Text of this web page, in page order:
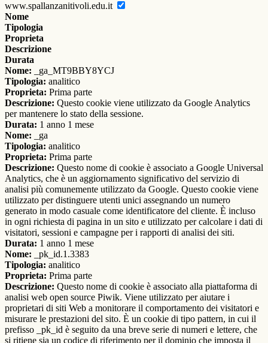
www.spallanzanitivoli.edu.it
Nome
Tipologia
Proprieta
Descrizione
Durata
Nome: _ga_MT9BBY8YCJ
Tipologia: analitico
Proprieta: Prima parte
Descrizione: Questo cookie viene utilizzato da Google Analytics
per mantenere lo stato della sessione.
Durata: 1 anno 1 mese
Nome: _ga
Tipologia: analitico
Proprieta: Prima parte
Descrizione: Questo nome di cookie è associato a Google Universal
Analytics, che è un aggiornamento significativo del servizio di
analisi più comunemente utilizzato da Google. Questo cookie viene
utilizzato per distinguere utenti unici assegnando un numero
generato in modo casuale come identificatore del cliente. È incluso
in ogni richiesta di pagina in un sito e utilizzato per calcolare i dati di
visitatori, sessioni e campagne per i rapporti di analisi dei siti.
Durata: 1 anno 1 mese
Nome: _pk_id.1.3383
Tipologia: analitico
Proprieta: Prima parte
Descrizione: Questo nome di cookie è associato alla piattaforma di
analisi web open source Piwik. Viene utilizzato per aiutare i
proprietari di siti Web a monitorare il comportamento dei visitatori e
misurare le prestazioni del sito. È un cookie di tipo pattern, in cui il
prefisso _pk_id è seguito da una breve serie di numeri e lettere, che
si ritiene sia un codice di riferimento per il dominio che imposta il